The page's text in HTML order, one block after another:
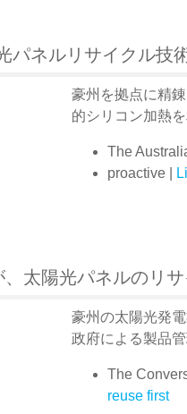
パネルリサイクル技
豪州を拠点に精
的シリコン加熱
The
proactive |
太陽光パネルのリ
豪州の太陽光発
政府による製品
The
reuse first